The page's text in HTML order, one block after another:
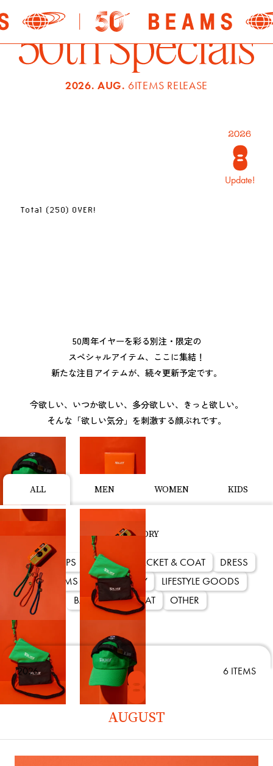
2026. AUG. 6ITEMS RELEASE
Update!
Total (250) OVER!
50周年イヤーを彩る別注・限定の
スペシャルアイテム、ここに集結！
新たな注目アイテムが、続々更新予定です。
今欲しい、いつか欲しい、多分欲しい、きっと欲しい。
そんな「欲しい気分」を刺激する顔ぶれです。
ALL MEN WOMEN KIDS
CATEGORY
ALL TOPS SHOES JACKET & COAT
DRESS
BOTTOMS
ACCESSORY
LIFESTYLE GOODS
BAG
CAP & HAT OTHER
2026 6 ITEMS
AUGUST
MALBON GOLF x BEAMS
2026 5.21 Release
得たコレクション。過去
るデザインに仕上げま
リントTシャツはヴィン
させる大胆なグラフィッ